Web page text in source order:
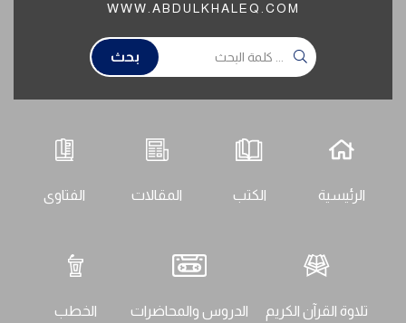
WWW.ABDULKHALEQ.COM
بحث
الرئيسية الكتب المقالات الفتاوى
تلاوة القرآن الكريم الدروس والمحاضرات الخطب